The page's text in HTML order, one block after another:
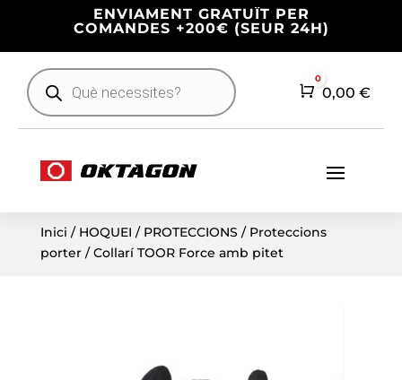
ENVIAMENT GRATUÏT PER
COMANDES +200€ (SEUR 24H)
Products
search Cart
0
0,00 €
Inici / HOQUEI / PROTECCIONS / Proteccions
porter/ Collarí TOOR Force amb pitet